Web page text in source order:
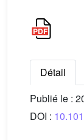
Détail
Publié le :
DOI :